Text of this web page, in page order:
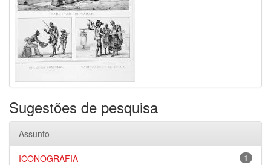
Sugestões de pesquisa
Assunto
1
ICONOGRAFIA